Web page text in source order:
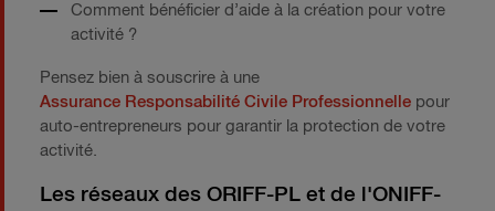
Comment bénéficier d’aide à la création pour votre
activité ?
Pensez bien à souscrire à une
Assurance Responsabilité Civile Professionnelle pour
auto-entrepreneurs pour garantir la protection de votre
activité.
Les réseaux des ORIFF-PL et de l'ONIFF-